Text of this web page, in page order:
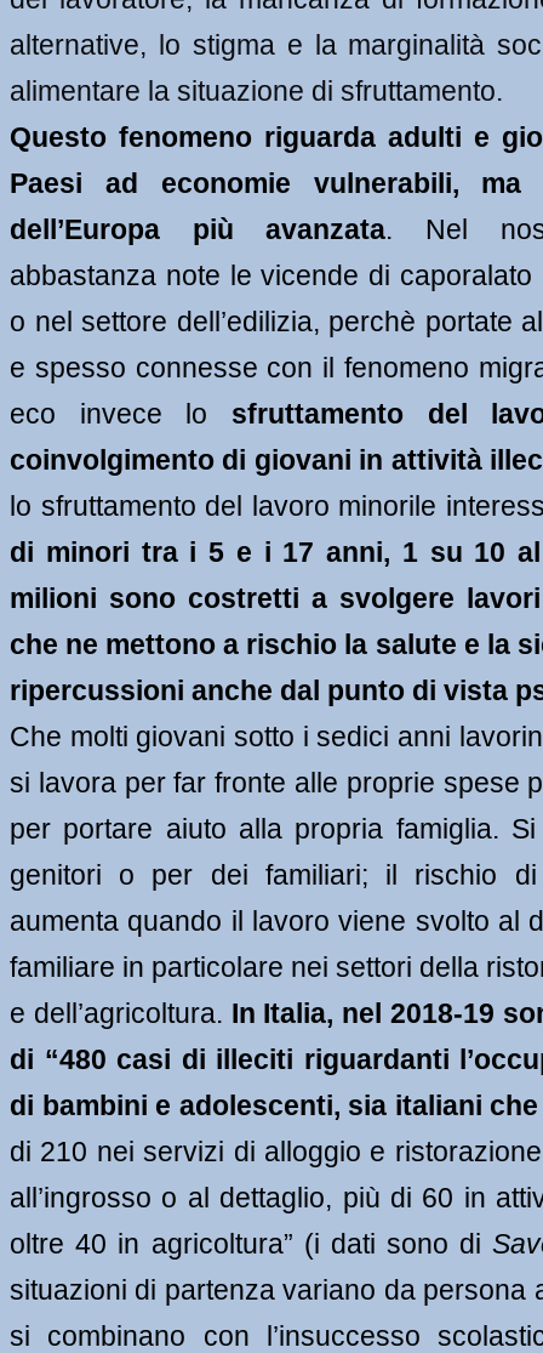
alternative, lo stigma e la marginalità
alimentare la situazione di sfruttamento.
Questo fenomeno riguarda adulti e
Paesi ad economie vulnerabili,
dell’Europa più avanzata. Nel
abbastanza note le vicende di
o nel settore dell’edilizia, perchè portate
e spesso connesse con il fenomeno
eco invece lo sfruttamento del
coinvolgimento di giovani in attività
lo sfruttamento del lavoro minorile
di minori tra i 5 e i 17 anni, 1 su 10
milioni sono costretti a svolgere
che ne mettono a rischio la salute e la
ripercussioni anche dal punto di vista
Che molti giovani sotto i sedici anni
si lavora per far fronte alle proprie spese
per portare aiuto alla propria famiglia.
genitori o per dei familiari; il rischio di
aumenta quando il lavoro viene svolto al
familiare in particolare nei settori della
e dell’agricoltura. In Italia, nel 2018-19
di “480 casi di illeciti riguardanti
di bambini e adolescenti, sia italiani
di 210 nei servizi di alloggio e
all’ingrosso o al dettaglio, più di 60 in
oltre 40 in agricoltura” (i dati sono di
situazioni di partenza variano da persona
si combinano con l’insuccesso